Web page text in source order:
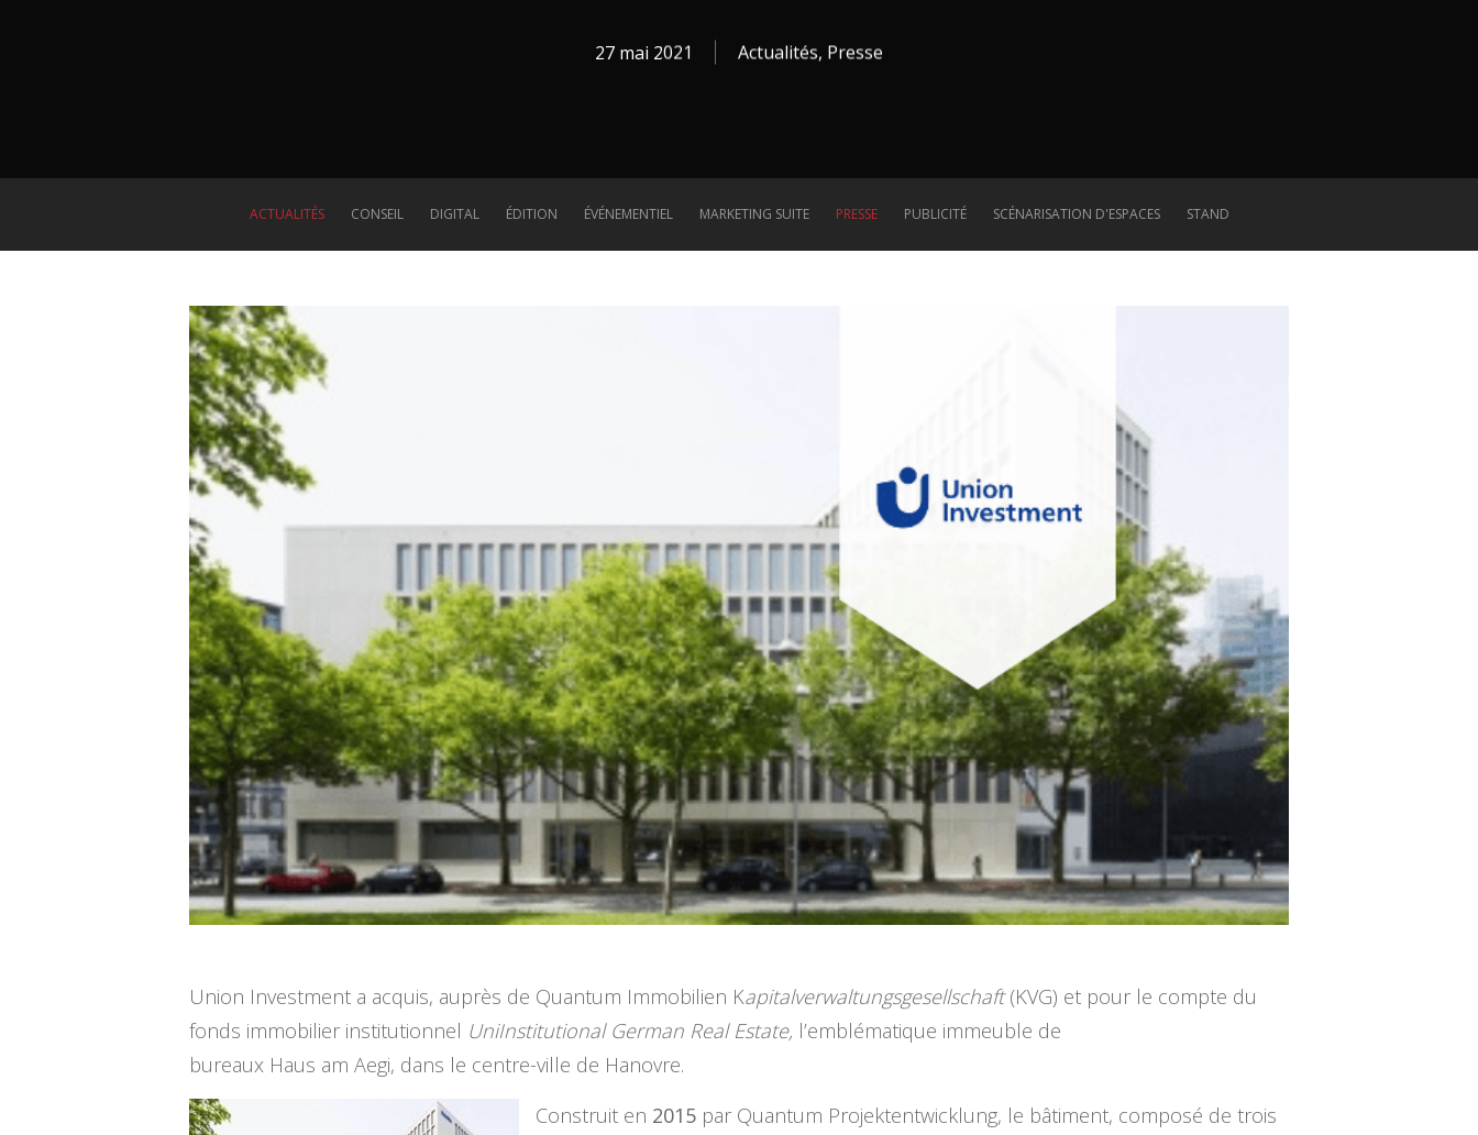
27 mai 2021 Actualités, Presse
ACTUALITÉS CONSEIL DIGITAL ÉDITION ÉVÉNEMENTIEL MARKETING SUITE PRESSE PUBLICITÉ SCÉNARISATION D'ESPACES STAND
Union Investment a acquis, auprès de Quantum Immobilien Kapitalverwaltungsgesellschaft(KVG) et pour le compte du
fonds immobilier institutionnel UniInstitutional German Real Estate, l’emblématique immeuble de
bureaux Haus am Aegi, dans le centre-ville de Hanovre.
Construit en 2015 par Quantum Projektentwicklung, le bâtiment, composé de trois